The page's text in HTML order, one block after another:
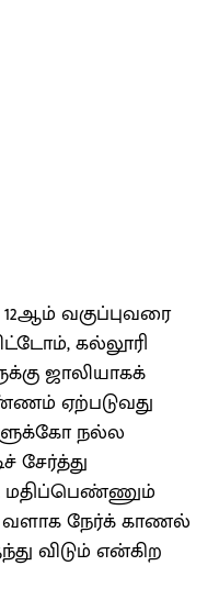
வகுப்புவரை
கல்லூரி
ஜாலியாகக்
ஏற்படுவது
நல்ல
சேர்த்து
மதிப்பெண்ணும்
நேர்க் காணல்
விடும் என்கிற